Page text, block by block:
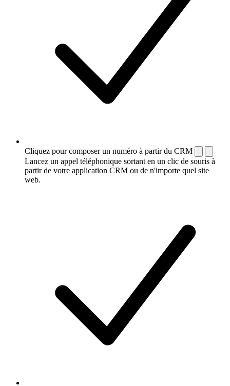
Cliquez pour composer un numéro à partir du CRM
Lancez un appel téléphonique sortant en un clic de souris à
partir de votre application CRM ou de n'importe quel site
web.